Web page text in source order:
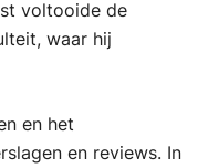
voltooide de
waar hij
en het
en reviews. In